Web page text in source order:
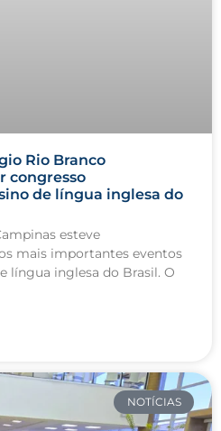
Rio Branco
congresso
de língua inglesa do
esteve
mais importantes eventos
língua inglesa do Brasil. O
NOTÍCIAS